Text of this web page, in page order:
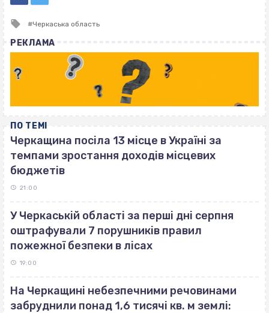
Tagged
Черкаська область
РЕКЛАМА
ПО ТЕМІ
Черкащина посіла 13 місце в Україні за
темпами зростання доходів місцевих
бюджетів
21:00
У Черкаській області за перші дні серпня
оштрафували 7 порушників правил
пожежної безпеки в лісах
19:00
На Черкащині небезпечними речовинами
забруднили понад 1,6 тисячі кв. м землі: